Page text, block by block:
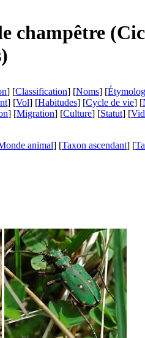
champêtre (
)
] [Classification] [Noms] [
] [Vol] [Habitudes] [Cycle de vie] [
] [Migration] [Culture] [Statut] [
animal] [Taxon ascendant] [